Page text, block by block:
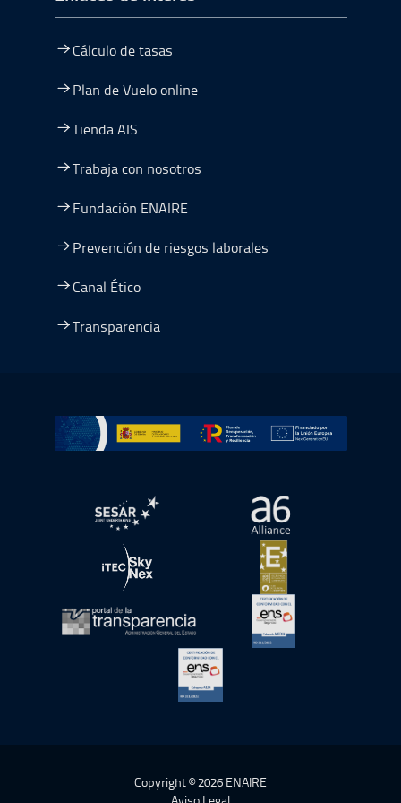
Cálculo de tasas
Plan de Vuelo online
Tienda AIS
Trabaja con nosotros
Fundación ENAIRE
Prevención de riesgos laborales
Canal Ético
Transparencia
Ir a Plan de Recuperación, Transformación y
abre en ventana nueva abre en ventana
abre en ventana nueva abre en ventana
abre en ventana nueva
Copyright © 2026 ENAIRE